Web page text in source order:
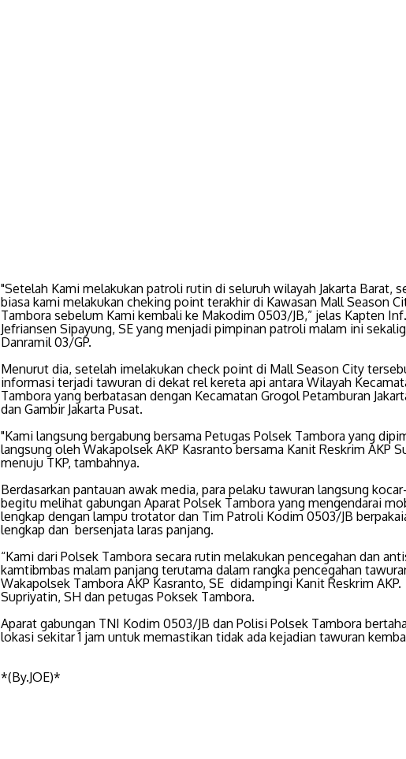
"Setelah Kami melakukan patroli rutin di seluruh wilayah Jakarta Barat,
biasa kami melakukan cheking point terakhir di Kawasan Mall Season
Tambora sebelum Kami kembali ke Makodim 0503/JB,” jelas Kapten Inf.
Jefriansen Sipayung, SE yang menjadi pimpinan patroli malam ini
Danramil 03/GP.
Menurut dia, setelah imelakukan check point di Mall Season City
informasi terjadi tawuran di dekat rel kereta api antara Wilayah
Tambora yang berbatasan dengan Kecamatan Grogol Petamburan
dan Gambir Jakarta Pusat.
"Kami langsung bergabung bersama Petugas Polsek Tambora yang
langsung oleh Wakapolsek AKP Kasranto bersama Kanit Reskrim AKP
menuju TKP, tambahnya.
Berdasarkan pantauan awak media, para pelaku tawuran langsung
begitu melihat gabungan Aparat Polsek Tambora yang mengendarai
lengkap dengan lampu trotator dan Tim Patroli Kodim 0503/JB
lengkap dan bersenjata laras panjang.
“Kami dari Polsek Tambora secara rutin melakukan pencegahan dan
kamtibmbas malam panjang terutama dalam rangka pencegahan
Wakapolsek Tambora AKP Kasranto, SE didampingi Kanit Reskrim AKP.
Supriyatin, SH dan petugas Poksek Tambora.
Aparat gabungan TNI Kodim 0503/JB dan Polisi Polsek Tambora
lokasi sekitar 1 jam untuk memastikan tidak ada kejadian tawuran
*(By.JOE)*